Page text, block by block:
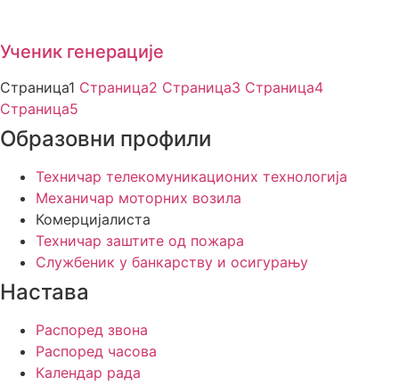
Ученик генерације
Страница1 Страница2 Страница3 Страница4
Страница5
Образовни профили
Техничар телекомуникационих технологија
Механичар моторних возила
Комерцијалиста
Техничар заштите од пожара
Службеник у банкарству и осигурању
Настава
Распоред звона
Распоред часова
Календар рада